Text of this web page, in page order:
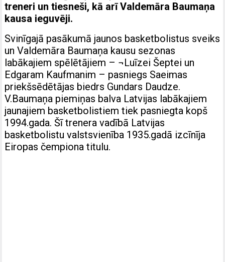
treneri un tiesneši, kā arī Valdemāra Baumaņa
kausa ieguvēji.
Svinīgajā pasākumā jaunos basketbolistus sveiks
un Valdemāra Baumaņa kausu sezonas
labākajiem spēlētājiem – ¬Luīzei Šeptei un
Edgaram Kaufmanim – pasniegs Saeimas
priekšsēdētājas biedrs Gundars Daudze.
V.Baumaņa piemiņas balva Latvijas labākajiem
jaunajiem basketbolistiem tiek pasniegta kopš
1994.gada. Šī trenera vadībā Latvijas
basketbolistu valstsvienība 1935.gadā izcīnīja
Eiropas čempiona titulu.